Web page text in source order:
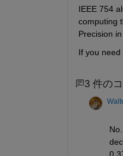
IEEE 754
computing
Precision
If you
3 件の